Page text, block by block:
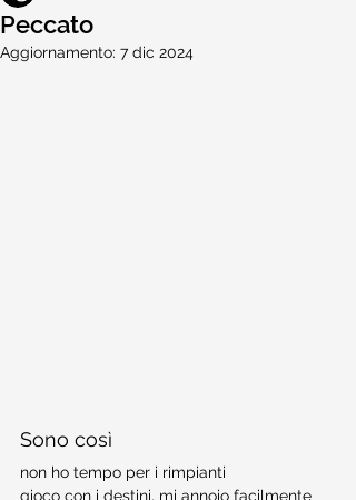
Peccato
Aggiornamento: 7 dic 2024
Sono così
non ho tempo per i rimpianti
gioco con i destini, mi annoio facilmente